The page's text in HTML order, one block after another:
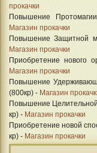
прокачки
Повышение
Магазин прокачки
Повышение Защитной
Магазин прокачки
Приобретение нового
Магазин прокачки
Повышение
(800кр) - Магазин
Повышение
кр) - Магазин прокачки
Приобретение новой
кр) - Магазин прокачки